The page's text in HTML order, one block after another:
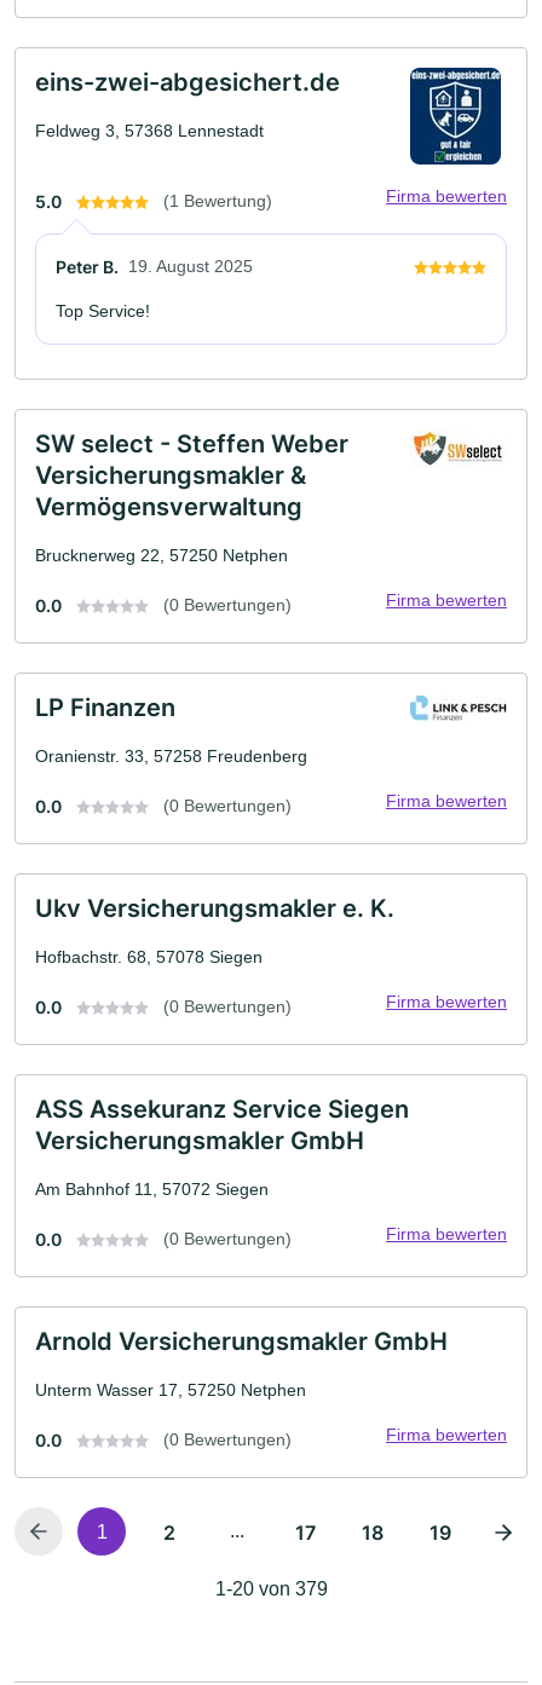
eins-zwei-abgesichert.de
Feldweg 3, 57368 Lennestadt
5.0 (1 Bewertung) Firma bewerten
Peter B. 19. August 2025
Top Service!
SW select - Steffen Weber
Versicherungsmakler &
Vermögensverwaltung
Brucknerweg 22, 57250 Netphen
0.0 (0 Bewertungen) Firma bewerten
LP Finanzen
Oranienstr. 33, 57258 Freudenberg
0.0 (0 Bewertungen) Firma bewerten
Ukv Versicherungsmakler e. K.
Hofbachstr. 68, 57078 Siegen
0.0 (0 Bewertungen) Firma bewerten
ASS Assekuranz Service Siegen
Versicherungsmakler GmbH
Am Bahnhof 11, 57072 Siegen
0.0 (0 Bewertungen) Firma bewerten
Arnold Versicherungsmakler GmbH
Unterm Wasser 17, 57250 Netphen
0.0 (0 Bewertungen) Firma bewerten
1 2 ... 17 18 19
1-20 von 379